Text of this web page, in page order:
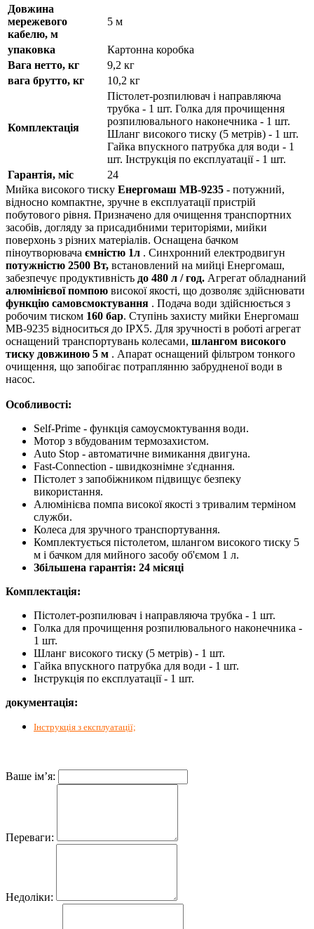
Довжина
мережевого
кабелю, м
5 м
упаковка
Картонна коробка
Вага нетто, кг
9,2 кг
вага брутто, кг
10,2 кг
Комплектація
Пістолет-розпилювач і направляюча
трубка - 1 шт. Голка для прочищення
розпилювального наконечника - 1 шт.
Шланг високого тиску (5 метрів) - 1 шт.
Гайка впускного патрубка для води - 1
шт. Інструкція по експлуатації - 1 шт.
Гарантія, міс
24
Мийка високого тиску Енергомаш МВ-9235 - потужний,
відносно компактне, зручне в експлуатації пристрій
побутового рівня. Призначено для очищення транспортних
засобів, догляду за присадибними територіями, мийки
поверхонь з різних матеріалів. Оснащена бачком
піноутворювача ємністю 1л . Синхронний електродвигун
потужністю 2500 Вт, встановлений на мийці Енергомаш,
забезпечує продуктивність до 480 л / год. Агрегат обладнаний
алюмінієвої помпою високої якості, що дозволяє здійснювати
функцію самовсмоктування . Подача води здійснюється з
робочим тиском 160 бар. Ступінь захисту мийки Енергомаш
МВ-9235 відноситься до IPX5. Для зручності в роботі агрегат
оснащений транспортувань колесами, шлангом високого
тиску довжиною 5 м . Апарат оснащений фільтром тонкого
очищення, що запобігає потраплянню забрудненої води в
насос.
Особливості:
Self-Prime - функція самоусмоктування води.
Мотор з вбудованим термозахистом.
Auto Stop - автоматичне вимикання двигуна.
Fast-Connection - швидкознімне з'єднання.
Пістолет з запобіжником підвищує безпеку
використання.
Алюмінієва помпа високої якості з тривалим терміном
служби.
Колеса для зручного транспортування.
Комплектується пістолетом, шлангом високого тиску 5
м і бачком для мийного засобу об'ємом 1 л.
Збільшена гарантія: 24 місяці
Комплектація:
Пістолет-розпилювач і направляюча трубка - 1 шт.
Голка для прочищення розпилювального наконечника -
1 шт.
Шланг високого тиску (5 метрів) - 1 шт.
Гайка впускного патрубка для води - 1 шт.
Інструкція по експлуатації - 1 шт.
документація:
Інструкція з експлуатації;
Ваше ім’я:
Переваги:
Недоліки: